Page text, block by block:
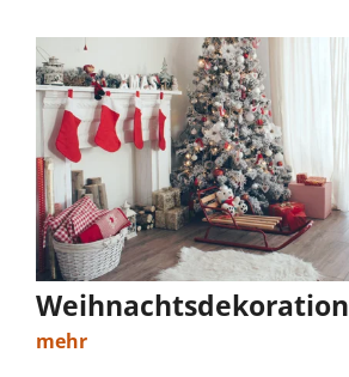
Weihnachtsdekoration
mehr